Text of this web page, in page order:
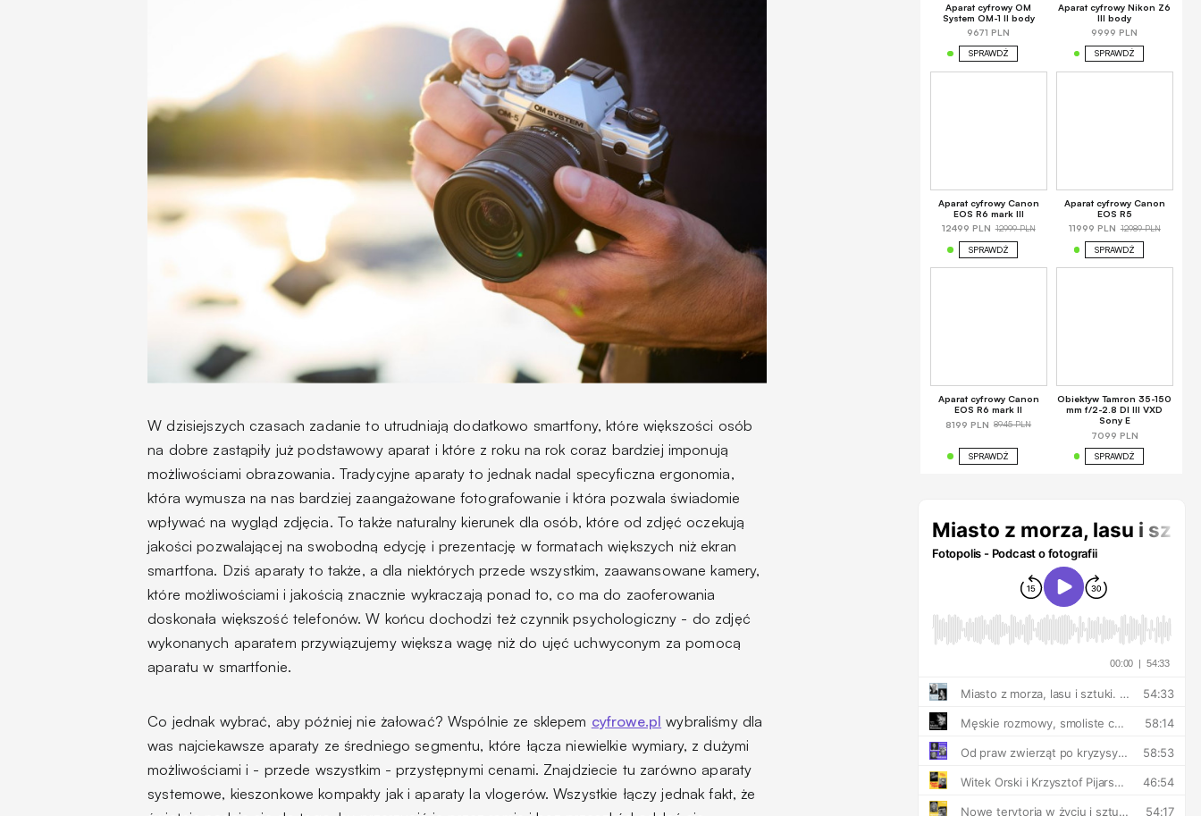
W dzisiejszych czasach zadanie to utrudniają dodatkowo smartfony, które większości osób
na dobre zastąpiły już podstawowy aparat i które z roku na rok coraz bardziej imponują
możliwościami obrazowania. Tradycyjne aparaty to jednak nadal specyficzna ergonomia,
która wymusza na nas bardziej zaangażowane fotografowanie i która pozwala świadomie
wpływać na wygląd zdjęcia. To także naturalny kierunek dla osób, które od zdjęć oczekują
jakości pozwalającej na swobodną edycję i prezentację w formatach większych niż ekran
smartfona. Dziś aparaty to także, a dla niektórych przede wszystkim, zaawansowane kamery,
które możliwościami i jakością znacznie wykraczają ponad to, co ma do zaoferowania
doskonała większość telefonów. W końcu dochodzi też czynnik psychologiczny - do zdjęć
wykonanych aparatem przywiązujemy większa wagę niż do ujęć uchwyconym za pomocą
aparatu w smartfonie.
Co jednak wybrać, aby później nie żałować? Wspólnie ze sklepem cyfrowe.pl wybraliśmy dla
was najciekawsze aparaty ze średniego segmentu, które łącza niewielkie wymiary, z dużymi
możliwościami i - przede wszystkim - przystępnymi cenami. Znajdziecie tu zarówno aparaty
systemowe, kieszonkowe kompakty jak i aparaty la vlogerów. Wszystkie łączy jednak fakt, że
Aparat cyfrowy OM
System OM-1 II body
9671 PLN
SPRAWDŹ
Aparat cyfrowy Nikon Z6
III body
9999 PLN
SPRAWDŹ
Aparat cyfrowy Canon
EOS R6 mark III
12499 PLN 12999 PLN
SPRAWDŹ
Aparat cyfrowy Canon
EOS R5
11999 PLN 12989 PLN
SPRAWDŹ
Aparat cyfrowy Canon
EOS R6 mark II
8199 PLN 8945 PLN
SPRAWDŹ
Obiektyw Tamron 35-150
mm f/2-2.8 DI III VXD
Sony E
7099 PLN
SPRAWDŹ